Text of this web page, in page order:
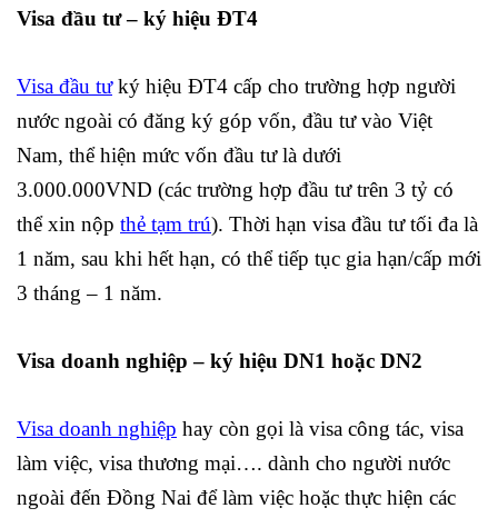
Visa đầu tư – ký hiệu ĐT4
Visa đầu tưký hiệu ĐT4 cấp cho trường hợp người
nước ngoài có đăng ký góp vốn, đầu tư vào Việt
Nam, thể hiện mức vốn đầu tư là dưới
3.000.000VND (các trường hợp đầu tư trên 3 tỷ có
thể xin nộp thẻ tạm trú). Thời hạn visa đầu tư tối đa là
1 năm, sau khi hết hạn, có thể tiếp tục gia hạn/cấp mới
3 tháng – 1 năm.
Visa doanh nghiệp – ký hiệu DN1 hoặc DN2
Visa doanh nghiệp hay còn gọi là visa công tác, visa
làm việc, visa thương mại…. dành cho người nước
ngoài đến Đồng Nai để làm việc hoặc thực hiện các